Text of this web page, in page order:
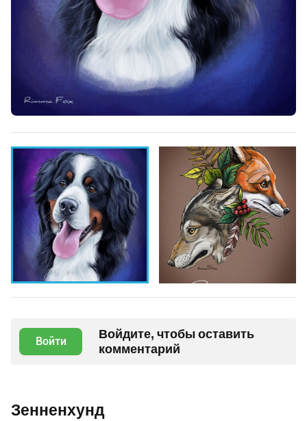
Войти
Войдите, чтобы оставить
комментарий
Зенненхунд